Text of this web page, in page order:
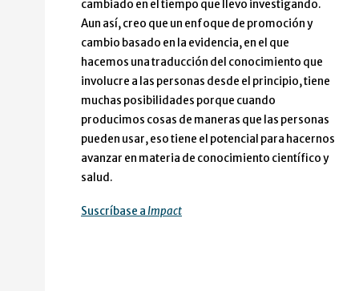
cambiado en el tiempo que llevo investigando.
Aun así, creo que un enfoque de promoción y
cambio basado en la evidencia, en el que
hacemos una traducción del conocimiento que
involucre a las personas desde el principio, tiene
muchas posibilidades porque cuando
producimos cosas de maneras que las personas
pueden usar, eso tiene el potencial para hacernos
avanzar en materia de conocimiento científico y
salud.
Suscríbase aImpact